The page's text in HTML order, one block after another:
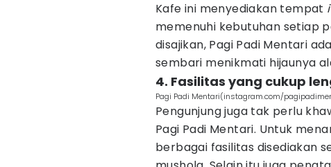
Kafe ini menyediakan tempat
memenuhi kebutuhan setiap
disajikan, Pagi Padi Mentari
sembari menikmati hijaunya
4. Fasilitas yang cukup
Pagi Padi Mentari(instagram.com/
Pengunjung juga tak perlu
Pagi Padi Mentari. Untuk
berbagai fasilitas disediakan